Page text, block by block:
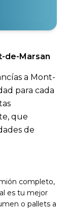
de-Marsan
a Mont-
para cada
que
de
completo,
es tu mejor
o pallets a